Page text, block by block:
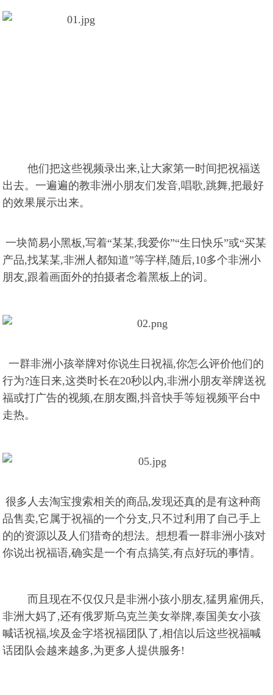
他们把这些视频录出来,让大家第一时间把祝福送
出去。一遍遍的教非洲小朋友们发音,唱歌,跳舞,把最好
的效果展示出来。
一块简易小黑板,写着“某某,我爱你”“生日快乐”或“买某
产品,找某某,非洲人都知道”等字样,随后,10多个非洲小
朋友,跟着画面外的拍摄者念着黑板上的词。
一群非洲小孩举牌对你说生日祝福,你怎么评价他们的
行为?连日来,这类时长在20秒以内,非洲小朋友举牌送祝
福或打广告的视频,在朋友圈,抖音快手等短视频平台中
走热。
很多人去淘宝搜索相关的商品,发现还真的是有这种商
品售卖,它属于祝福的一个分支,只不过利用了自己手上
的的资源以及人们猎奇的想法。想想看一群非洲小孩对
你说出祝福语,确实是一个有点搞笑,有点好玩的事情。
而且现在不仅仅只是非洲小孩小朋友,猛男雇佣兵,
非洲大妈了,还有俄罗斯乌克兰美女举牌,泰国美女小孩
喊话祝福,埃及金字塔祝福团队了,相信以后这些祝福喊
话团队会越来越多,为更多人提供服务!